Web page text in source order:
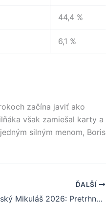
44,4 %
6,1 %
začína javiť ako
však zamiešal karty a
silným menom, Boris
ĎALŠÍ
Liptovský Mikuláš 2026: Pretrhne opozícia víťaznú šnúru Jána Blcháča?